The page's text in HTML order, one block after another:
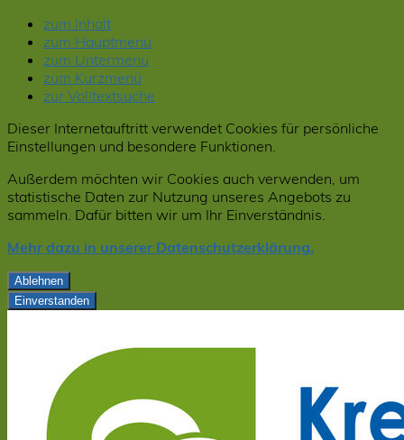
zum Inhalt
zum Hauptmenü
zum Untermenü
zum Kurzmenü
zur Volltextsuche
Dieser Internetauftritt verwendet Cookies für persönliche
Einstellungen und besondere Funktionen.
Außerdem möchten wir Cookies auch verwenden, um
statistische Daten zur Nutzung unseres Angebots zu
sammeln. Dafür bitten wir um Ihr Einverständnis.
Mehr dazu in unserer Datenschutzerklärung.
Ablehnen
Einverstanden